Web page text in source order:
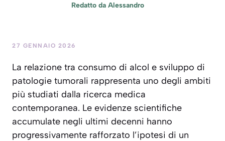
Redatto da Alessandro
27 GENNAIO 2026
La relazione tra consumo di alcol e sviluppo di
patologie tumorali rappresenta uno degli ambiti
più studiati dalla ricerca medica
contemporanea. Le evidenze scientifiche
accumulate negli ultimi decenni hanno
progressivamente rafforzato l’ipotesi di un